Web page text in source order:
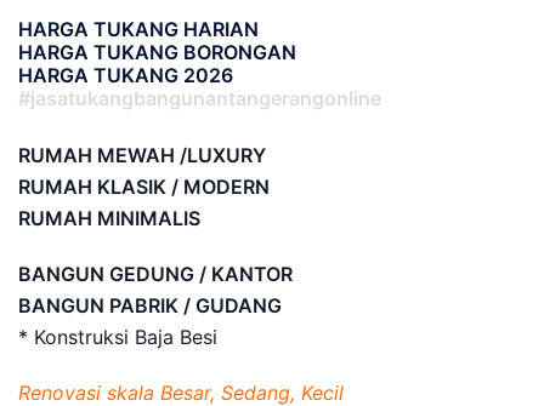
HARGA TUKANG HARIAN
HARGA TUKANG BORONGAN
HARGA TUKANG 2026
#jasatukangbangunantangerangonline
RUMAH MEWAH /LUXURY
RUMAH KLASIK / MODERN
RUMAH MINIMALIS
BANGUN GEDUNG / KANTOR
BANGUN PABRIK / GUDANG
* Konstruksi Baja Besi
Renovasi skala Besar, Sedang, Kecil